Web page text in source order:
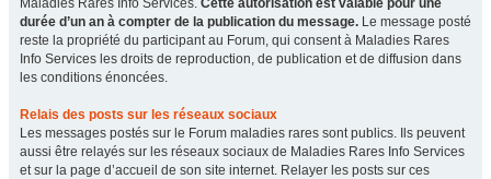
Maladies Rares Info Services. Cette autorisation est valable pour une
durée d’un an à compter de la publication du message. Le message posté
reste la propriété du participant au Forum, qui consent à Maladies Rares
Info Services les droits de reproduction, de publication et de diffusion dans
les conditions énoncées.
Relais des posts sur les réseaux sociaux
Les messages postés sur le Forum maladies rares sont publics. Ils peuvent
aussi être relayés sur les réseaux sociaux de Maladies Rares Info Services
et sur la page d’accueil de son site internet. Relayer les posts sur ces